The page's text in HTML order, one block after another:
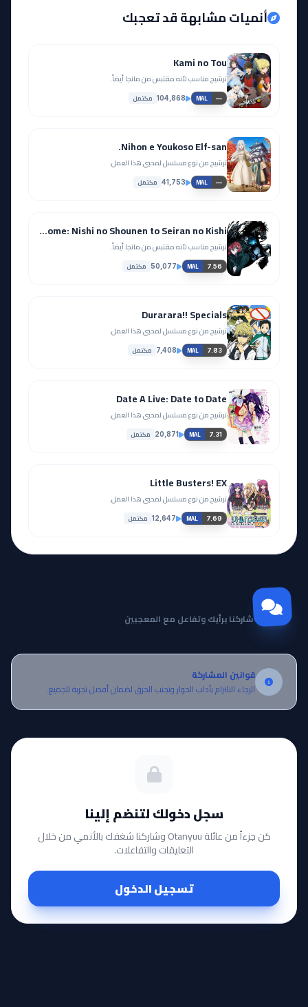
مشاهدة مشاهدة
مشاهدة مشاهدة
مشاهدة مشاهدة
أنميات مشابهة قد تعجبك
Kami no Tou
ترشيح مناسب لأنه مقتبس من مانجا أيضاً.
MAL —
104,868 مكتمل
Nihon e Youkoso Elf-san.
ترشيح من نوع مسلسل لمحبي هذا العمل.
MAL —
41,753 مكتمل
Mahoutsukai no Yome: Nishi no Shounen to Seiran no Kishi
ترشيح مناسب لأنه مقتبس من مانجا أيضاً.
MAL 7.56
50,077 مكتمل
Durarara!! Specials
ترشيح من نوع مسلسل لمحبي هذا العمل.
MAL 7.83
7,408 مكتمل
Date A Live: Date to Date
ترشيح من نوع مسلسل لمحبي هذا العمل.
MAL 7.31
20,871 مكتمل
Little Busters! EX
ترشيح من نوع مسلسل لمحبي هذا العمل.
MAL 7.69
12,647 مكتمل
مجتمع Otanyuu
شاركنا برأيك وتفاعل مع المعجبين
قوانين المشاركة
الرجاء الالتزام بآداب الحوار وتجنب الحرق لضمان أفضل تجربة للجميع.
سجل دخولك لتنضم إلينا
كن جزءاً من عائلة Otanyuu وشاركنا شغفك بالأنمي من خلال
التعليقات والتفاعلات.
تسجيل الدخول